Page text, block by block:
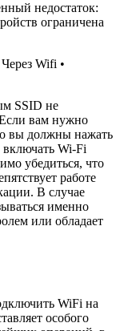
недостаток:
ограничена
SSID не
вам нужно
вы должны нажать
Wi-Fi
убедиться, что
работе
В случае
именно
или обладает
WiFi на
особого